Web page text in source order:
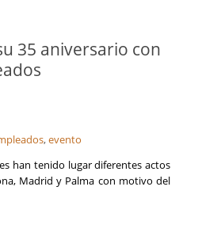
35 aniversario con
,evento
han tenido lugar diferentes actos
Madrid y Palma con motivo del